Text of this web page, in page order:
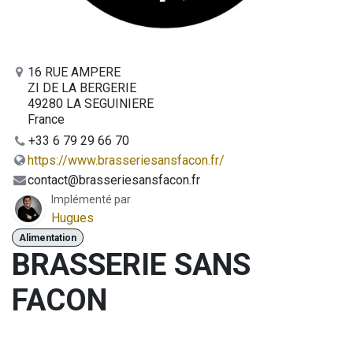
16 RUE AMPERE
ZI DE LA BERGERIE
49280 LA SEGUINIERE
France
+33 6 79 29 66 70
https://www.brasseriesansfacon.fr/
contact@brasseriesansfacon.fr
Implémenté par
Hugues
Alimentation
BRASSERIE SANS
FACON